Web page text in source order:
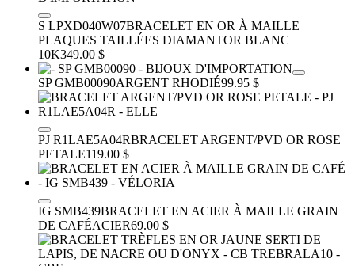
S LPXD040W07BRACELET EN OR À MAILLE
PLAQUES TAILLÉES DIAMANTOR BLANC
10K349.00 $
SP GMB00090ARGENT RHODIÉ99.95 $
PJ R1LAE5A04RBRACELET ARGENT/PVD OR ROSE
PETALE119.00 $
IG SMB439BRACELET EN ACIER À MAILLE GRAIN
DE CAFÉACIER69.00 $